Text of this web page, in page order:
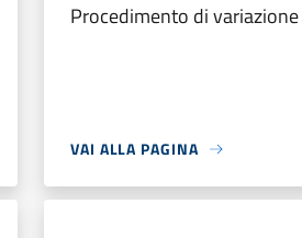
Procedimento di
VAI ALLA PAGINA